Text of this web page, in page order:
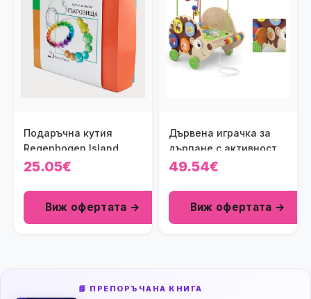
Подаръчна кутия
Regenbogen Island
25.05€
Виж офертата →
Дървена играчка за
дърпане с активности
- Таралеж Viga toys
49.54€
Виж офертата →
📘 ПРЕПОРЪЧАНА КНИГА